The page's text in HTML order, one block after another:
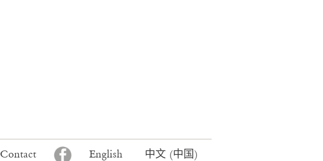
Contact F English 中文 (中国)